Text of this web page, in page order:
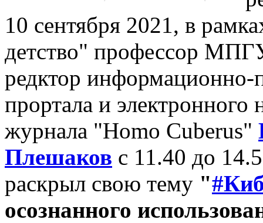
10 сентября 2021, в
детство" профессор
редктор информационно-
прортала и электронного
журнала "Homo Cuberus"
Плешаков с 11.40 до
раскрыл свою тему "
осознанного